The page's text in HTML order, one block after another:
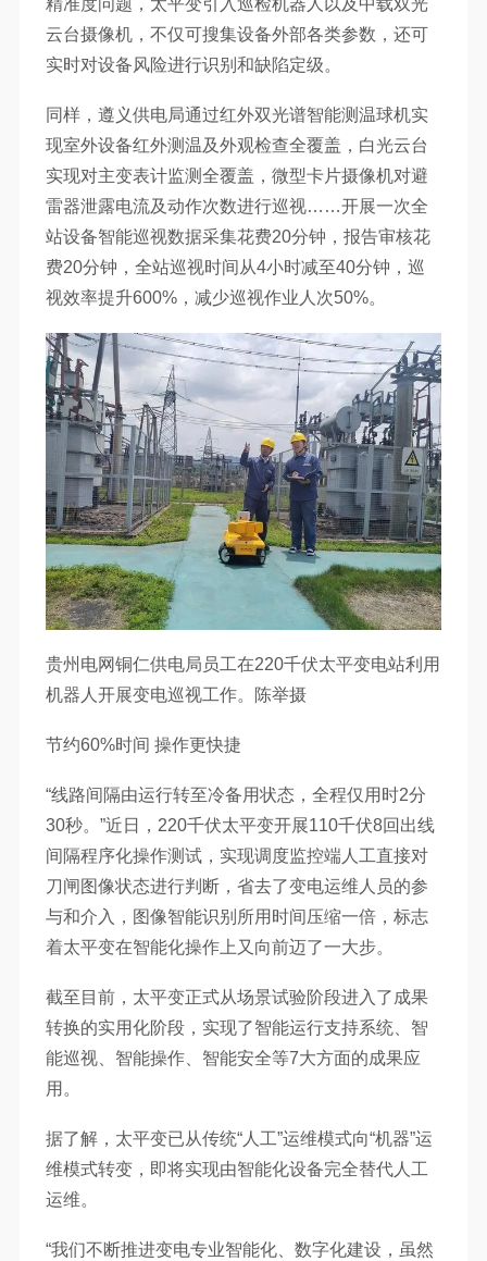
云台摄像机，不仅可搜集设备外部各类参数，还可
实时对设备风险进行识别和缺陷定级。
同样，遵义供电局通过红外双光谱智能测温球机实
现室外设备红外测温及外观检查全覆盖，白光云台
实现对主变表计监测全覆盖，微型卡片摄像机对避
雷器泄露电流及动作次数进行巡视……开展一次全
站设备智能巡视数据采集花费20分钟，报告审核花
费20分钟，全站巡视时间从4小时减至40分钟，巡
视效率提升600%，减少巡视作业人次50%。
贵州电网铜仁供电局员工在220千伏太平变电站利用
机器人开展变电巡视工作。陈举摄
节约60%时间 操作更快捷
“线路间隔由运行转至冷备用状态，全程仅用时2分
30秒。”近日，220千伏太平变开展110千伏8回出线
间隔程序化操作测试，实现调度监控端人工直接对
刀闸图像状态进行判断，省去了变电运维人员的参
与和介入，图像智能识别所用时间压缩一倍，标志
着太平变在智能化操作上又向前迈了一大步。
截至目前，太平变正式从场景试验阶段进入了成果
转换的实用化阶段，实现了智能运行支持系统、智
能巡视、智能操作、智能安全等7大方面的成果应
用。
据了解，太平变已从传统“人工”运维模式向“机器”运
维模式转变，即将实现由智能化设备完全替代人工
运维。
“我们不断推进变电专业智能化、数字化建设，虽然